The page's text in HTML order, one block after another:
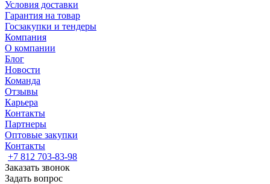
Условия доставки
Гарантия на товар
Госзакупки и тендеры
Компания
О компании
Блог
Новости
Команда
Отзывы
Карьера
Контакты
Партнеры
Оптовые закупки
Контакты
+7 812 703-83-98
Заказать звонок
Задать вопрос